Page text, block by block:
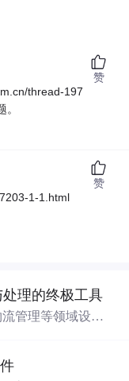
thread-197
赞
1-1.html
赞
理的终极工具
管理等领域设计
在行业中的应